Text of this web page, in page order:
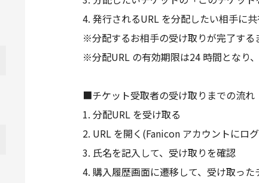
4. 発行されるURL を分配したい相手に
※分配するお相手の受け取りが完了する
※分配URL の有効期限は24 時間となり
■チケット受取者の受け取りまでの流れ
1. 分配URL を受け取る
2. URL を開く(Fanicon アカウントにロ
3. 氏名を記入して、受け取りを確認
4. 購入履歴画面に遷移して、受け取っ